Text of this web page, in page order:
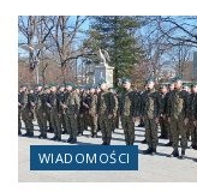
WIADOMOŚCI